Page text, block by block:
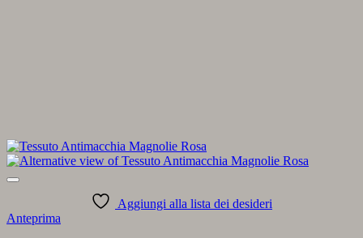
Aggiungi alla lista dei desideri
Anteprima